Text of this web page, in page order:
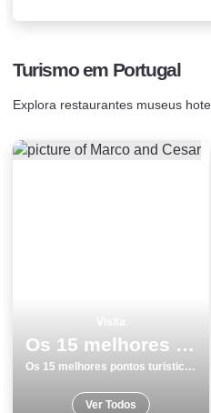
Turismo em Portugal
Explora restaurantes museus
Os 15 melhores pontos turisticos para visitar em Barcelos
Os 15 melhores pontos turisticos para visitar em Barcelos
Ver Todos